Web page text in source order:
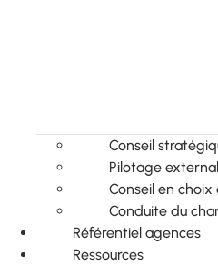
Conseil
Pilotage
Conseil en choix
Conduite du
Référentiel agences
Ressources